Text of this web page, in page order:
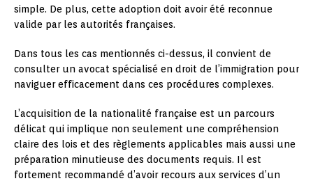
simple. De plus, cette adoption doit avoir été reconnue
valide par les autorités françaises.
Dans tous les cas mentionnés ci-dessus, il convient de
consulter un avocat spécialisé en droit de l’immigration pour
naviguer efficacement dans ces procédures complexes.
L’acquisition de la nationalité française est un parcours
délicat qui implique non seulement une compréhension
claire des lois et des règlements applicables mais aussi une
préparation minutieuse des documents requis. Il est
fortement recommandé d’avoir recours aux services d’un